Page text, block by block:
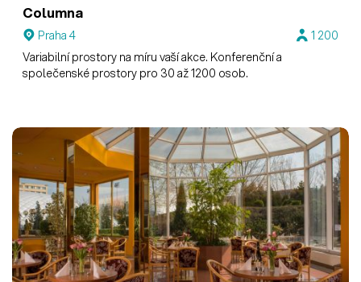
Columna
Praha 4
1 200
Variabilní prostory na míru vaší akce. Konferenční a
společenské prostory pro 30 až 1200 osob.